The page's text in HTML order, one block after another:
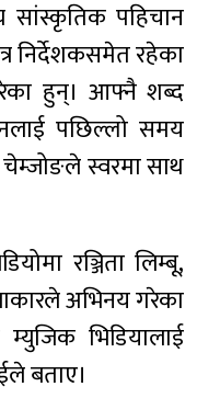
पहिचान
निर्देशकसमेत रहेका
हुन्। आफ्नै शब्द
पछिल्लो समय
स्वरमा साथ
रञ्जिता लिम्बू,
अभिनय गरेका
भिडियालाई
बताए।